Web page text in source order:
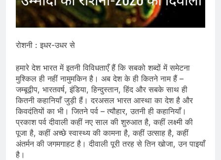
रोशनी : इधर-उधर से
हमारे देश भारत में इतनी विविधताएँ हैं कि सबको शब्दों में समेटना
मुश्किल ही नहीं नामुमकिन है। अब देश के ही कितने नाम हैं –
जम्बूद्वीप, भारतवर्ष, इंडिया, हिन्दुस्तान, हिंद और सबके साथ ही
कितनी कहानियाँ जुड़ी हैं। दरअसल भारत आस्था का देश है और
किवदंतियों का भी। जितने पर्व – त्यौहार, उतनी ही कहानियाँ।
प्रकाश पर्व दीवाली कहीं नए साल की शुरुआत है, कहीं लक्ष्मी की
पूजा है, कहीं अच्छे स्वास्थ्य की कामना है, कहीं उत्साह है, कहीं
अंतर्मन की जगमगाहट है। दीवाली पूरी तरह से तिन खोजा, उन पाइयाँ
है।